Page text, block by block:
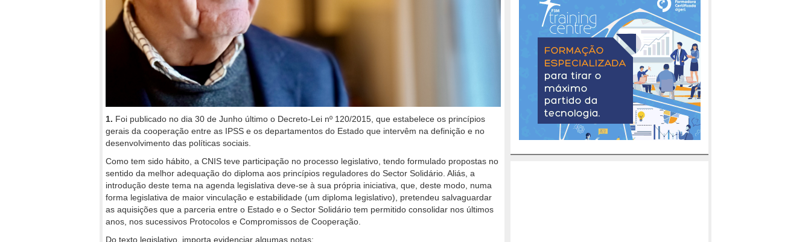
1. Foi publicado no dia 30 de Junho último o Decreto-Lei nº 120/2015, que estabelece os princípios
gerais da cooperação entre as IPSS e os departamentos do Estado que intervêm na definição e no
desenvolvimento das políticas sociais.
Como tem sido hábito, a CNIS teve participação no processo legislativo, tendo formulado propostas no
sentido da melhor adequação do diploma aos princípios reguladores do Sector Solidário. Aliás, a
introdução deste tema na agenda legislativa deve-se à sua própria iniciativa, que, deste modo, numa
forma legislativa de maior vinculação e estabilidade (um diploma legislativo), pretendeu salvaguardar
as aquisições que a parceria entre o Estado e o Sector Solidário tem permitido consolidar nos últimos
anos, nos sucessivos Protocolos e Compromissos de Cooperação.
Do texto legislativo, importa evidenciar algumas notas: